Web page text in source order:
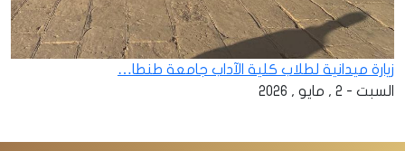
زيارة ميدانية لطلاب كلية الآداب جامعة طنطا…
السبت - 2 , مايو , 2026